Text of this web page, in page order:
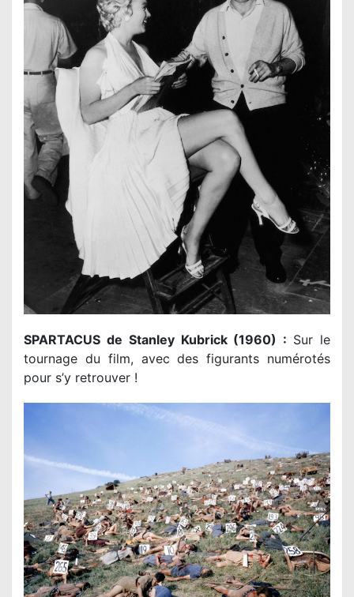
SPARTACUS de Stanley Kubrick (1960) : Sur le
tournage du film, avec des figurants numérotés
pour s’y retrouver !